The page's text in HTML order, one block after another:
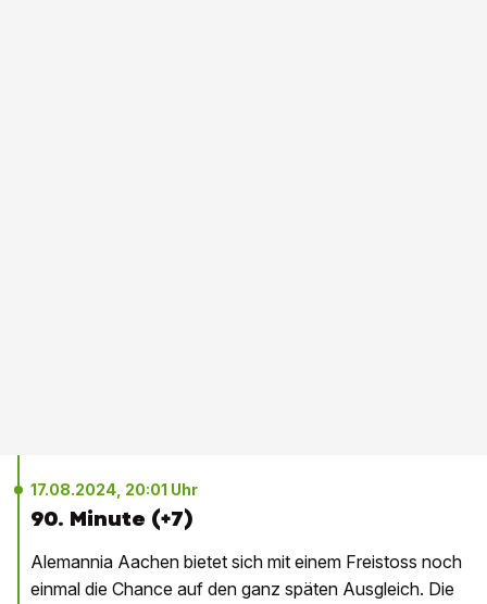
17.08.2024, 20:01 Uhr
90. Minute (+7)
Alemannia Aachen bietet sich mit einem Freistoss noch
einmal die Chance auf den ganz späten Ausgleich. Die